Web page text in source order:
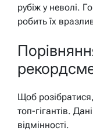
рубіж у неволі.
робить їх
Щоб
топ-гігантів.
відмінності.